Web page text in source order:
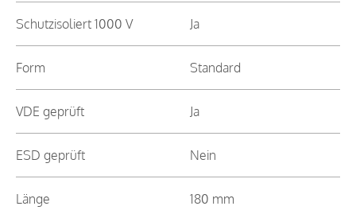
Schutzisoliert 1000 V Ja
Form Standard
VDE geprüft Ja
ESD geprüft Nein
Länge 180 mm